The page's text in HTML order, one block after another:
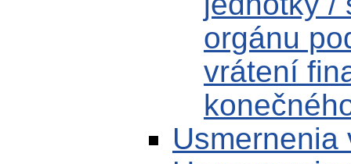
orgánu
vrátení
Usmernenia